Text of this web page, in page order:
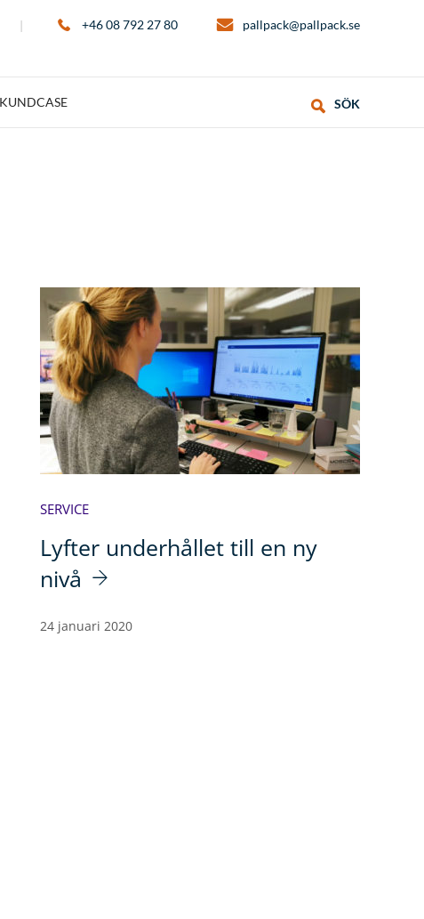
+46 08 792 27 80 pallpack@pallpack.se
KUNDCASE SÖK
SERVICE
Lyfter underhållet till en ny
nivå
24 januari 2020